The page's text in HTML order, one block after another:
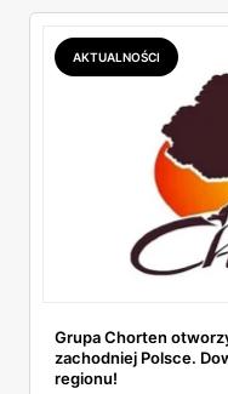
AKTUALNOŚCI
Grupa Chorten
zachodniej Polsce.
regionu!